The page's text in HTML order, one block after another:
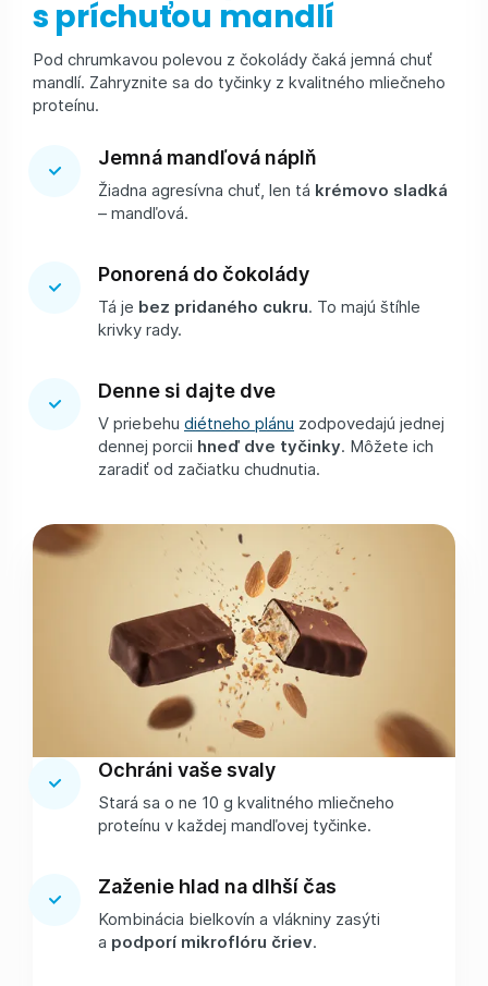
s príchuťou mandlí
Pod chrumkavou polevou z čokolády čaká jemná chuť
mandlí. Zahryznite sa do tyčinky z kvalitného mliečneho
proteínu.
Jemná mandľová náplň
Žiadna agresívna chuť, len tá krémovo sladká
– mandľová.
Ponorená do čokolády
Tá je bez pridaného cukru. To majú štíhle
krivky rady.
Denne si dajte dve
V priebehu diétneho plánu zodpovedajú jednej
dennej porcii hneď dve tyčinky. Môžete ich
zaradiť od začiatku chudnutia.
Ochráni vaše svaly
Stará sa o ne 10 g kvalitného mliečneho
proteínu v každej mandľovej tyčinke.
Zaženie hlad na dlhší čas
Kombinácia bielkovín a vlákniny zasýti
a podporí mikroflóru čriev.